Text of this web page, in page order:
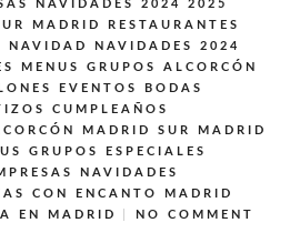
NAVIDADES 2024 2025
MADRID
RESTAURANTES
NAVIDAD NAVIDADES 2024
MENUS GRUPOS ALCORCÓN
EVENTOS BODAS
CUMPLEAÑOS
MADRID SUR MADRID
GRUPOS ESPECIALES
NAVIDADES
CON ENCANTO MADRID
EN MADRID
NO COMMENT